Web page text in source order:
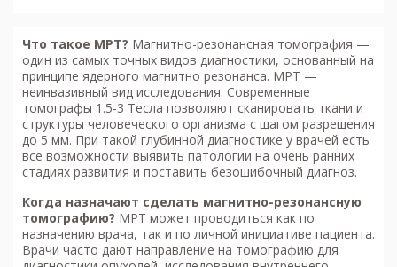
Что такое МРТ? Магнитно-резонансная томография —
один из самых точных видов диагностики, основанный на
принципе ядерного магнитно резонанса. МРТ —
неинвазивный вид исследования. Современные
томографы 1.5-3 Тесла позволяют сканировать ткани и
структуры человеческого организма с шагом разрешения
до 5 мм. При такой глубинной диагностике у врачей есть
все возможности выявить патологии на очень ранних
стадиях развития и поставить безошибочный диагноз.
Когда назначают сделать магнитно-резонансную
томографию? МРТ может проводиться как по
назначению врача, так и по личной инициативе пациента.
Врачи часто дают направление на томографию для